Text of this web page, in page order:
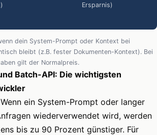
Ersparnis)
dein System-Prompt oder Kontext bei
bleibt (z.B. fester Dokumenten-Kontext). Bei
gilt der Normalpreis.
Batch-API: Die wichtigsten
Wenn ein System-Prompt oder langer
wiederverwendet wird, werden
bis zu 90 Prozent günstiger. Für